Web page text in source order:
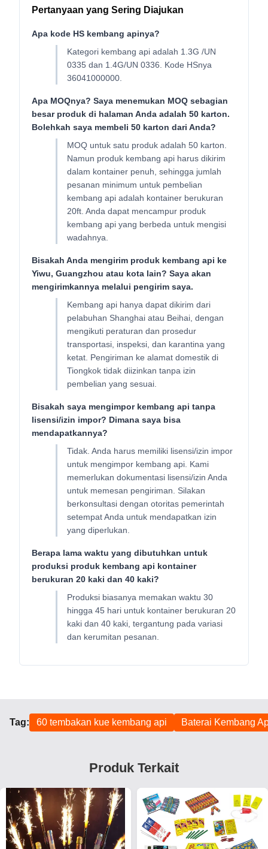
Pertanyaan yang Sering Diajukan
Apa kode HS kembang apinya?
Kategori kembang api adalah 1.3G /UN
0335 dan 1.4G/UN 0336. Kode HSnya
36041000000.
Apa MOQnya? Saya menemukan MOQ sebagian
besar produk di halaman Anda adalah 50 karton.
Bolehkah saya membeli 50 karton dari Anda?
MOQ untuk satu produk adalah 50 karton.
Namun produk kembang api harus dikirim
dalam kontainer penuh, sehingga jumlah
pesanan minimum untuk pembelian
kembang api adalah kontainer berukuran
20ft. Anda dapat mencampur produk
kembang api yang berbeda untuk mengisi
wadahnya.
Bisakah Anda mengirim produk kembang api ke
Yiwu, Guangzhou atau kota lain? Saya akan
mengirimkannya melalui pengirim saya.
Kembang api hanya dapat dikirim dari
pelabuhan Shanghai atau Beihai, dengan
mengikuti peraturan dan prosedur
transportasi, inspeksi, dan karantina yang
ketat. Pengiriman ke alamat domestik di
Tiongkok tidak diizinkan tanpa izin
pembelian yang sesuai.
Bisakah saya mengimpor kembang api tanpa
lisensi/izin impor? Dimana saya bisa
mendapatkannya?
Tidak. Anda harus memiliki lisensi/izin impor
untuk mengimpor kembang api. Kami
memerlukan dokumentasi lisensi/izin Anda
untuk memesan pengiriman. Silakan
berkonsultasi dengan otoritas pemerintah
setempat Anda untuk mendapatkan izin
yang diperlukan.
Berapa lama waktu yang dibutuhkan untuk
produksi produk kembang api kontainer
berukuran 20 kaki dan 40 kaki?
Produksi biasanya memakan waktu 30
hingga 45 hari untuk kontainer berukuran 20
kaki dan 40 kaki, tergantung pada variasi
dan kerumitan pesanan.
Tag: 60 tembakan kue kembang api Baterai Kembang
Produk Terkait